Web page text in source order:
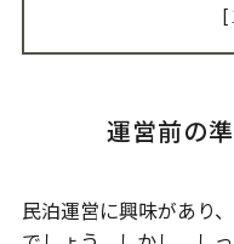
[
運営前の
民泊運営に興味があり